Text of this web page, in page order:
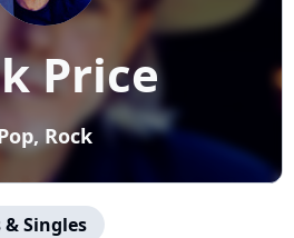
Price
Rock
Singles